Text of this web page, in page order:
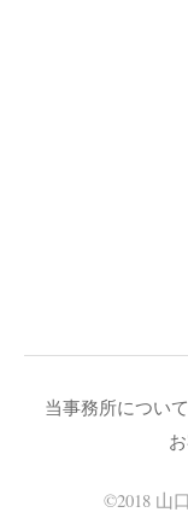
当事務所について
©2018 山